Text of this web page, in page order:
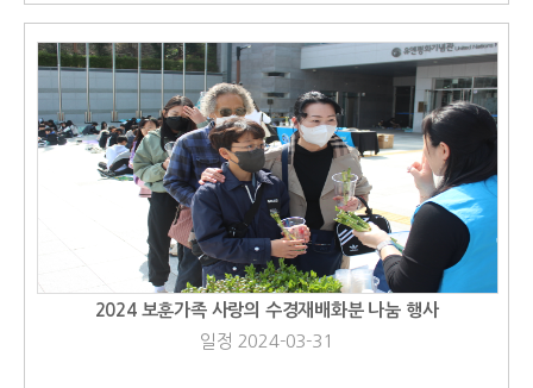
2024 보훈가족 사랑의 수경재배화분 나눔 행사
일정 2024-03-31